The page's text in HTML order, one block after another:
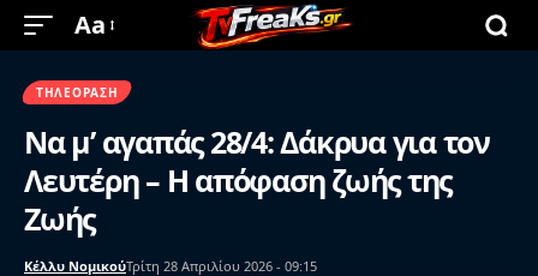
Aa
ΤΗΛΕΌΡΑΣΗ
Να μ’ αγαπάς 28/4: Δάκρυα για τον
Λευτέρη – Η απόφαση ζωής της
Ζωής
Κέλλυ ΝομικούΤρίτη 28 Απριλίου 2026 - 09:15